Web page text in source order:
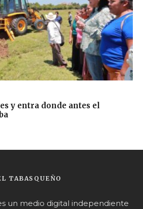
y entra donde antes el
TABASQUEÑO
un medio digital independiente